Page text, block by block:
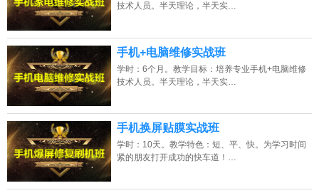
技术人员。半天理论，半天实…
手机+电脑维修实战班
学时：6个月。教学目标：培养专业手机+电脑维修
技术人员。半天理论，半天实…
手机换屏贴膜实战班
学时：10天。教学特色：短、平、快。为学习时间
紧的朋友打开成功的快车道！…